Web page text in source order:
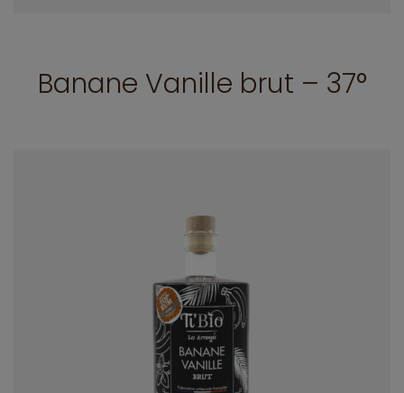
Banane Vanille brut – 37°